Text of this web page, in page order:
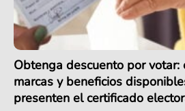
Obtenga descuento por votar:
marcas y beneficios
presenten el certificado